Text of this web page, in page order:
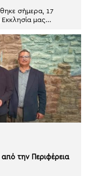
σήμερα, 17
μας...
την Περιφέρεια